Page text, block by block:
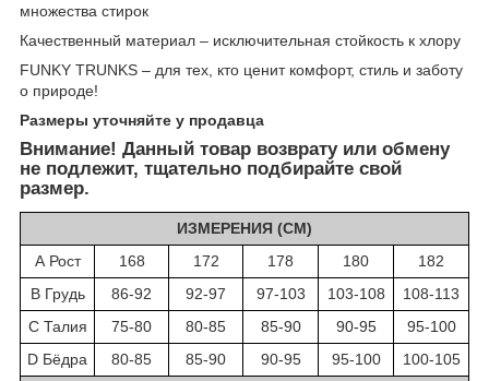
множества стирок
Качественный материал – исключительная стойкость к хлору
FUNKY TRUNKS – для тех, кто ценит комфорт, стиль и заботу
о природе!
Размеры уточняйте у продавца
Внимание! Данный товар возврату или обмену
не подлежит, тщательно подбирайте свой
размер.
ИЗМЕРЕНИЯ (СМ)
А Рост
168 172 178 180
182
B Грудь
86-92 92-97 97-103 103-108
108-113
C Талия
75-80 80-85 85-90 90-95
95-100
D Бёдра
80-85 85-90 90-95 95-100
100-105